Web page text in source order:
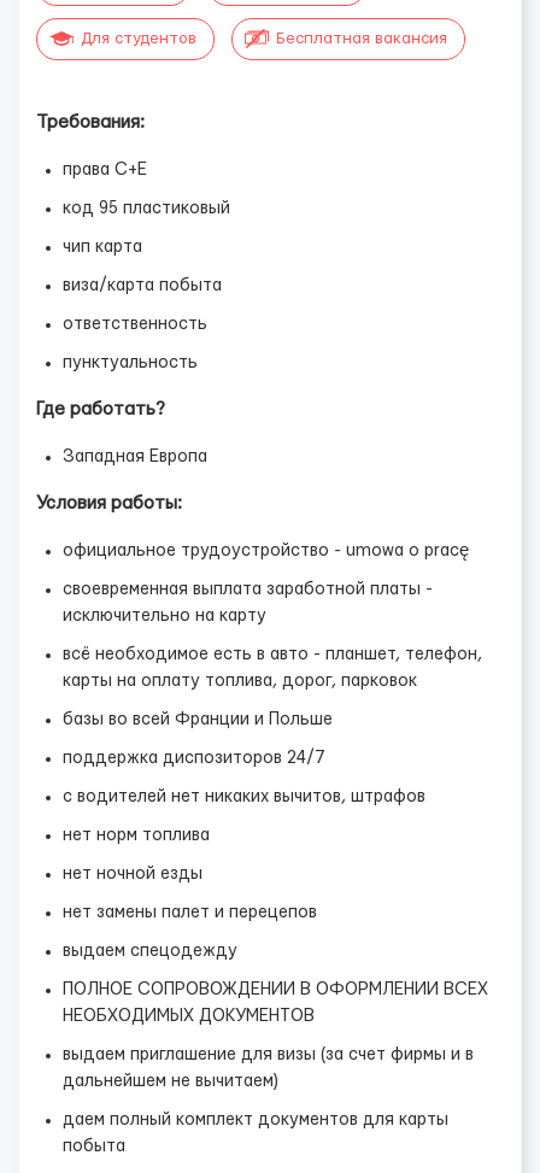
Для студентов Бесплатная вакансия
Требования:
права С+Е
код 95 пластиковый
чип карта
виза/карта побыта
ответственность
пунктуальность
Где работать?
Западная Европа
Условия работы:
официальное трудоустройство - umowa o pracę
своевременная выплата заработной платы -
исключительно на карту
всё необходимое есть в авто - планшет, телефон,
карты на оплату топлива, дорог, парковок
базы во всей Франции и Польше
поддержка диспозиторов 24/7
с водителей нет никаких вычитов, штрафов
нет норм топлива
нет ночной езды
нет замены палет и перецепов
выдаем спецодежду
ПОЛНОЕ СОПРОВОЖДЕНИИ В ОФОРМЛЕНИИ ВСЕХ
НЕОБХОДИМЫХ ДОКУМЕНТОВ
выдаем приглашение для визы (за счет фирмы и в
дальнейшем не вычитаем)
даем полный комплект документов для карты
побыта